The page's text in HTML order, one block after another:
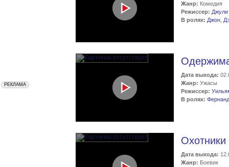
Жанр: Комедия
Режиссер:
В ролях: Джон
Дата выхода:
Жанр: Ужасы
Режиссер:
В ролях:
Дата выхода:
Жанр: Боевик